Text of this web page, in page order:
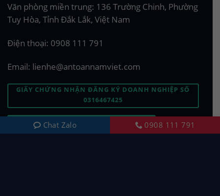
Văn phòng miền trung: 136 Trường Chinh, Phường
Tuy Hòa, Tỉnh Đắk Lắk, Việt Nam
Điện thoại: 0908 111 791
Email: lienhe@antoannamviet.com
GIẤY CHỨNG NHẬN ĐĂNG KÝ DOANH NGHIỆP SỐ
0316467425
ĐẶT CÂU HỎI CHO CHÚNG TÔI
Chat Zalo 0908 111 791